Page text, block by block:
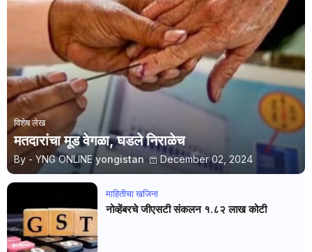
विशेष लेख
मतदारांचा मूड वेगळा, घडले निराळेच
By - YNG ONLINE yongistan December 02, 2024
माहितीचा खजिना
नोव्हेंबरचे जीएसटी संकलन १.८२ लाख कोटी